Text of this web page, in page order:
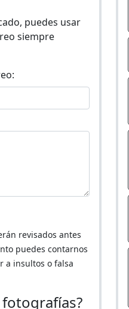
puedes usar
siempre
revisados antes
puedes contarnos
a insultos o falsa